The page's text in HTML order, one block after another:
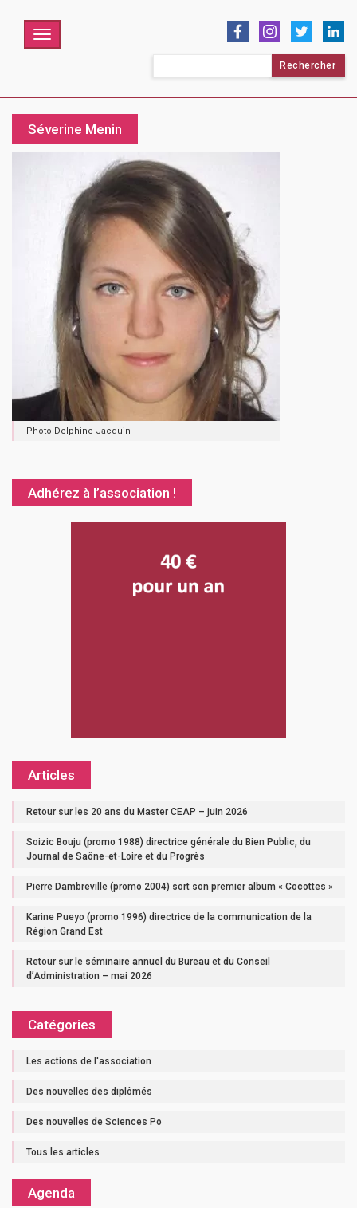
Menu
Séverine Menin
Photo Delphine Jacquin
Adhérez à l’association !
Articles
Retour sur les 20 ans du Master CEAP – juin 2026
Soizic Bouju (promo 1988) directrice générale du Bien Public, du
Journal de Saône-et-Loire et du Progrès
Pierre Dambreville (promo 2004) sort son premier album « Cocottes »
Karine Pueyo (promo 1996) directrice de la communication de la
Région Grand Est
Retour sur le séminaire annuel du Bureau et du Conseil
d’Administration – mai 2026
Catégories
Les actions de l'association
Des nouvelles des diplômés
Des nouvelles de Sciences Po
Tous les articles
Agenda